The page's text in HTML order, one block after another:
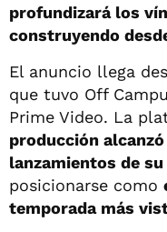
profundizará los
construyendo
El anuncio llega
que tuvo Off
Prime Video. La
producción
lanzamientos de
posicionarse como
temporada más